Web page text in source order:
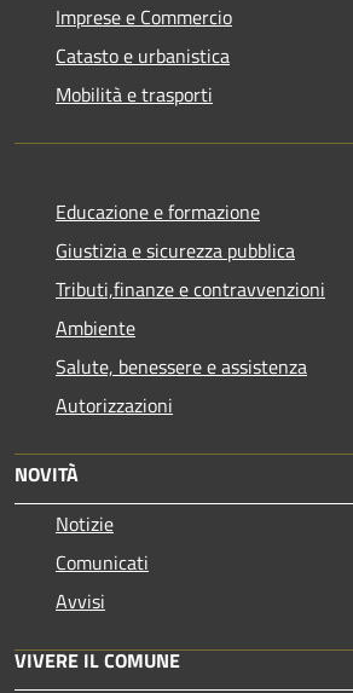
Imprese e Commercio
Catasto e urbanistica
Mobilità e trasporti
Educazione e formazione
Giustizia e sicurezza pubblica
Tributi,finanze e contravvenzioni
Ambiente
Salute, benessere e assistenza
Autorizzazioni
NOVITÀ
Notizie
Comunicati
Avvisi
VIVERE IL COMUNE